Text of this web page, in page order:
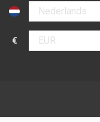
Selecteer taal
€
Selecteer valuta